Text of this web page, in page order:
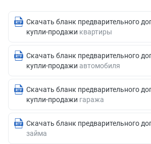
Скачать бланк предварительного
купли-продажи квартиры
Скачать бланк предварительного
купли-продажи автомобиля
Скачать бланк предварительного
купли-продажи гаража
Скачать бланк предварительного
займа